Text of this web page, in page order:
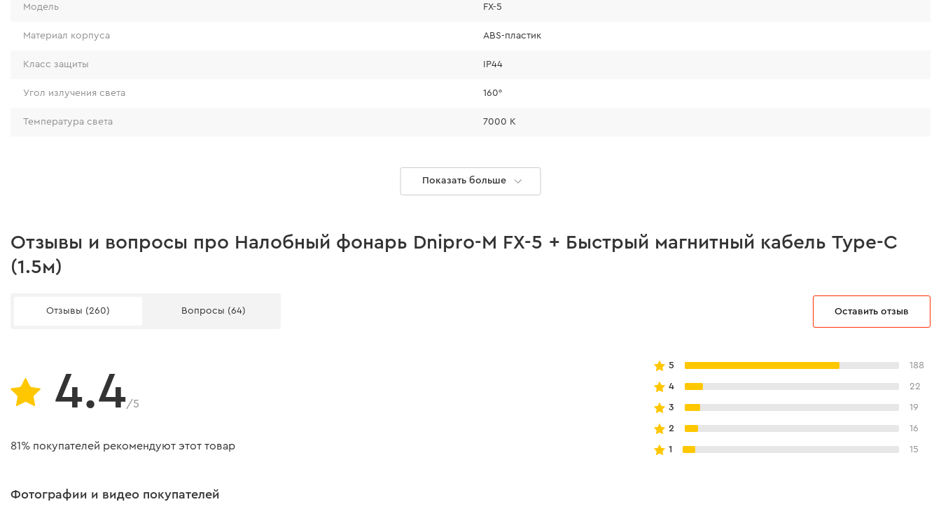
Модель FX-5
Материал корпуса ABS-пластик
Класс защиты IP44
Угол излучения света 160°
Температура света 7000 К
Протоколы зарядки
Длина
Материал конектора
Материал кабеля
Комплектация
Показать больше
Отзывы и вопросы про Налобный фонарь Dnipro-M FX-5 + Быстрый магнитный кабель Type-C
(1.5м)
Отзывы (260) Вопросы (64) Оставить отзыв
4.4/5
81% покупателей рекомендуют этот товар
5 188
4 22
3 19
2 16
1 15
Фотографии и видео покупателей